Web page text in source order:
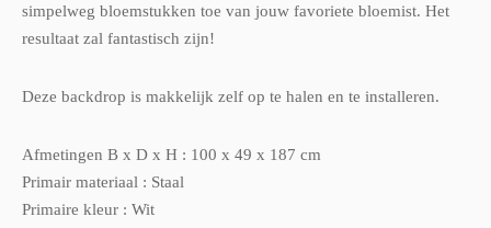
simpelweg bloemstukken toe van jouw favoriete bloemist. Het
resultaat zal fantastisch zijn!
Deze backdrop is makkelijk zelf op te halen en te installeren.
Afmetingen B x D x H : 100 x 49 x 187 cm
Primair materiaal : Staal
Primaire kleur : Wit